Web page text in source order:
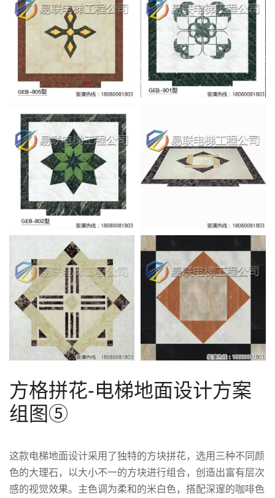
方格拼花-电梯地面设计方案
组图⑤
这款电梯地面设计采用了独特的方块拼花，选用三种不同颜
色的大理石，以大小不一的方块进行组合，创造出富有层次
感的视觉效果。主色调为柔和的米白色，搭配深邃的咖啡色